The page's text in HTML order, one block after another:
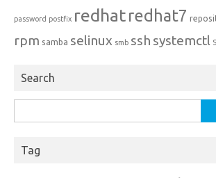
password postfix redhatredhat7
rpm samba selinux smb ssh systemctl
Search
per:
Tag